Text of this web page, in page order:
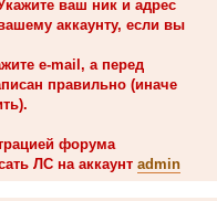
ваш ник и адрес
аккаунту, если вы
e-mail, а перед
правильно (иначе
форума
ЛС на аккаунт admin